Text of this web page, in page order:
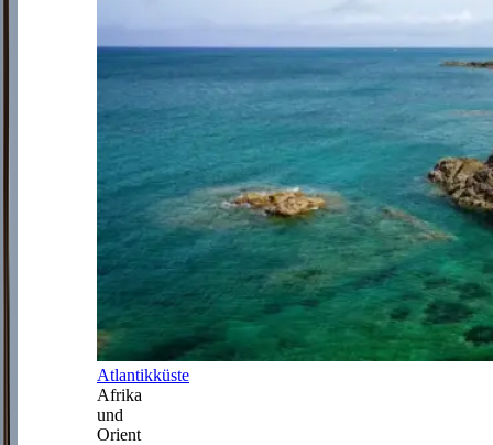
Atlantikküste
Afrika
und
Orient